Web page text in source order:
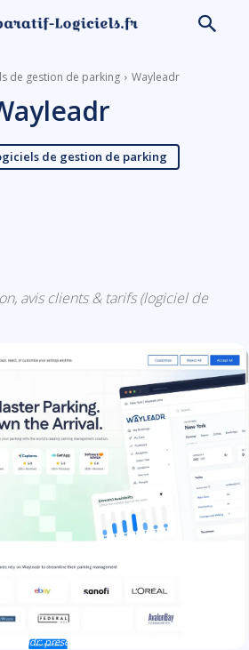
de gestion de parking Wayleadr
de gestion de parking
avis clients & tarifs (logiciel de
Wayleadr: présentation